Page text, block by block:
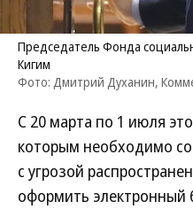
Председатель Фонда
Кигим
Фото: Дмитрий Духанин,
С 20 марта по 1 июля
которым необходимо
с угрозой
оформить